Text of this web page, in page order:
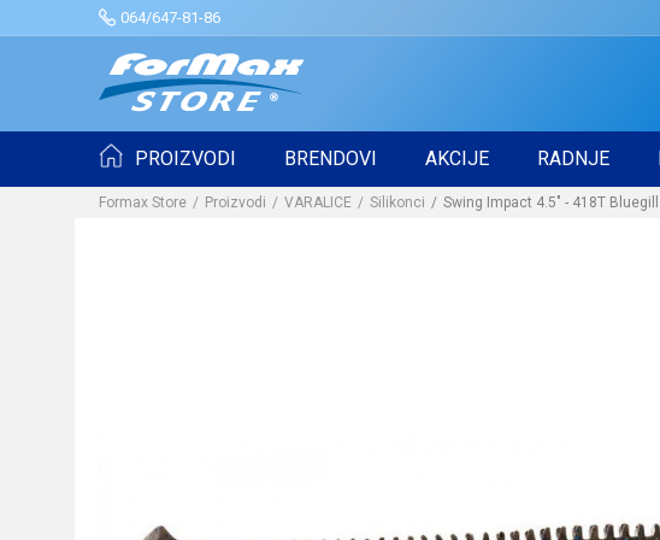
064/647-81-86
PROIZVODI BRENDOVI AKCIJE RADNJE
Formax Store Proizvodi VARALICE Silikonci Swing Impact 4.5" - 418T